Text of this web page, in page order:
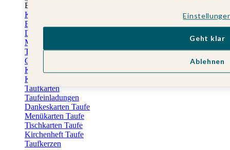
Eventplattform
Kommunionskarten
Einladungskarten Kommunion
Danksagung Kommunion
Menükarten Kommunion
Tischkarten Kommunion
Gästebuch Kommunion
Kerzen Kommunion
Kartenbox Kommunion
Taufkarten
Taufeinladungen
Dankeskarten Taufe
Menükarten Taufe
Tischkarten Taufe
Kirchenheft Taufe
Taufkerzen
Ablehnen
Geht klar